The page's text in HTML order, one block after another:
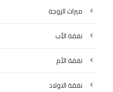
ميراث الزوجة
نفقة الأب
نفقة الأم
نفقة الاولاد